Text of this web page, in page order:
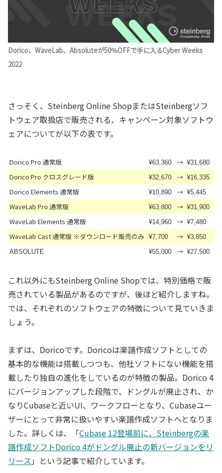
Dorico、WaveLab、Absoluteが50％OFFで手に入るCyber Weeks
2022
さっそく、Steinberg Online ShopまたはSteinbergソフ
トウェア取扱店で販売される、キャンペーン対象ソフトウ
ェアについてが以下の表です。
Dorico Pro 通常版 ¥63,360 → ¥31,680
Dorico Pro クロスグレード版 ¥32,670 → ¥16,335
Dorico Elements 通常版 ¥10,890 → ¥5,445
WaveLab Pro 通常版 ¥63,800 → ¥31,900
WaveLab Elements 通常版 ¥14,960 → ¥7,480
WaveLab Cast 通常版 ※ダウンロード販売のみ ¥7,700 → ¥3,850
ABSOLUTE
¥55,000 → ¥27,500
これ以外にもSteinberg Online Shopでは、特別価格で販
売されている製品があるのですが、後ほど紹介しますね。
では、それぞれのソフトウェアの特徴について見ていきま
しょう。
まずは、Doricoです。Doricoは楽譜作成ソフトとしての
基本的な機能は搭載しつつも、他社ソフトにない機能を搭
載したり独自の進化をしているのが特徴の製品。Dorico 4
にバージョンアップした段階で、ドングルが廃止され、か
なりCubaseと近いUI、ワークフローとなり、Cubaseユー
ザーにとって非常に扱いやすい楽譜作成ソフトへとなりま
した。詳しくは、「Cubase 12登場前に、Steinbergの楽
譜作成ソフトDorico 4がドングル廃止の新バージョンをリ
リース 」という記事で紹介しています。